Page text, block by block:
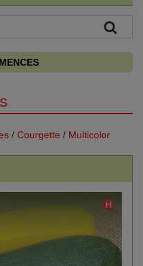
/ Courgette / Multicolor